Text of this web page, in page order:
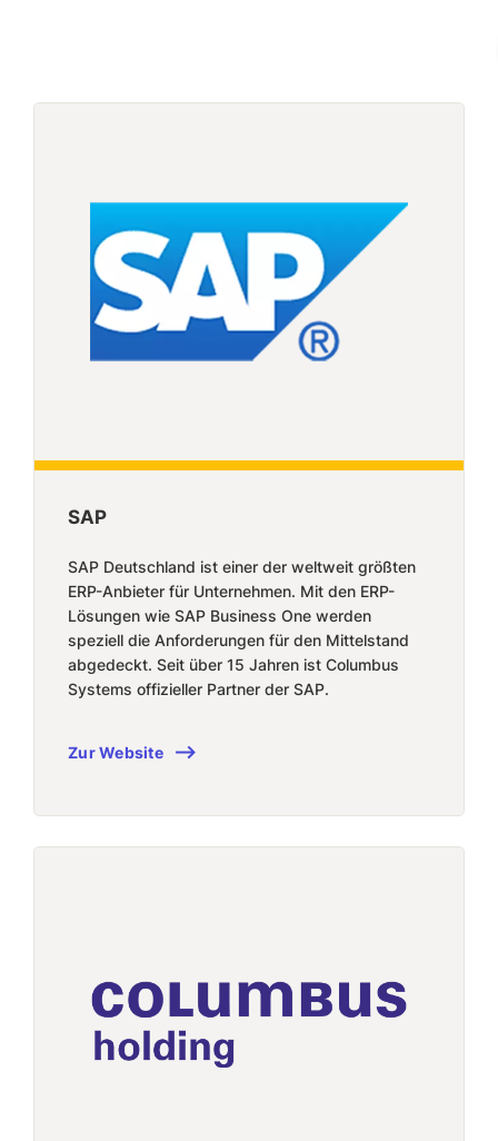
SAP
SAP Deutschland ist einer der weltweit größten
ERP-Anbieter für Unternehmen. Mit den ERP-
Lösungen wie SAP Business One werden
speziell die Anforderungen für den Mittelstand
abgedeckt. Seit über 15 Jahren ist Columbus
Systems offizieller Partner der SAP.
Zur Website